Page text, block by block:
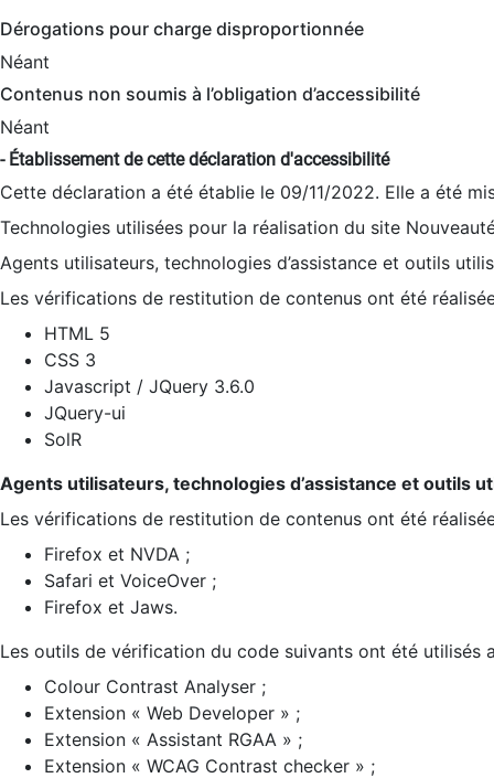
Dérogations pour charge disproportionnée
Néant
Contenus non soumis à l’obligation d’accessibilité
Néant
- Établissement de cette déclaration d'accessibilité
Cette déclaration a été établie le 09/11/2022. Elle a été
Technologies utilisées pour la réalisation du site
Agents utilisateurs, technologies d’assistance et outils
Les vérifications de restitution de contenus ont été
HTML 5
CSS 3
Javascript / JQuery 3.6.0
JQuery-ui
SolR
Agents utilisateurs, technologies d’assistance et outils
Les vérifications de restitution de contenus ont été
Firefox et NVDA ;
Safari et VoiceOver ;
Firefox et Jaws.
Les outils de vérification du code suivants ont été utilisés
Colour Contrast Analyser ;
Extension « Web Developer » ;
Extension « Assistant RGAA » ;
Extension « WCAG Contrast checker » ;